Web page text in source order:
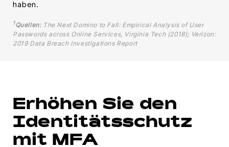
haben.
1Quellen:The Next Domino to Fall: Empirical Analysis of User
Passwords across Online Services, Virginia Tech (2018); Verizon:
2019 Data Breach Investigations Report
Erhöhen Sie den
Identitätsschutz
mit MFA